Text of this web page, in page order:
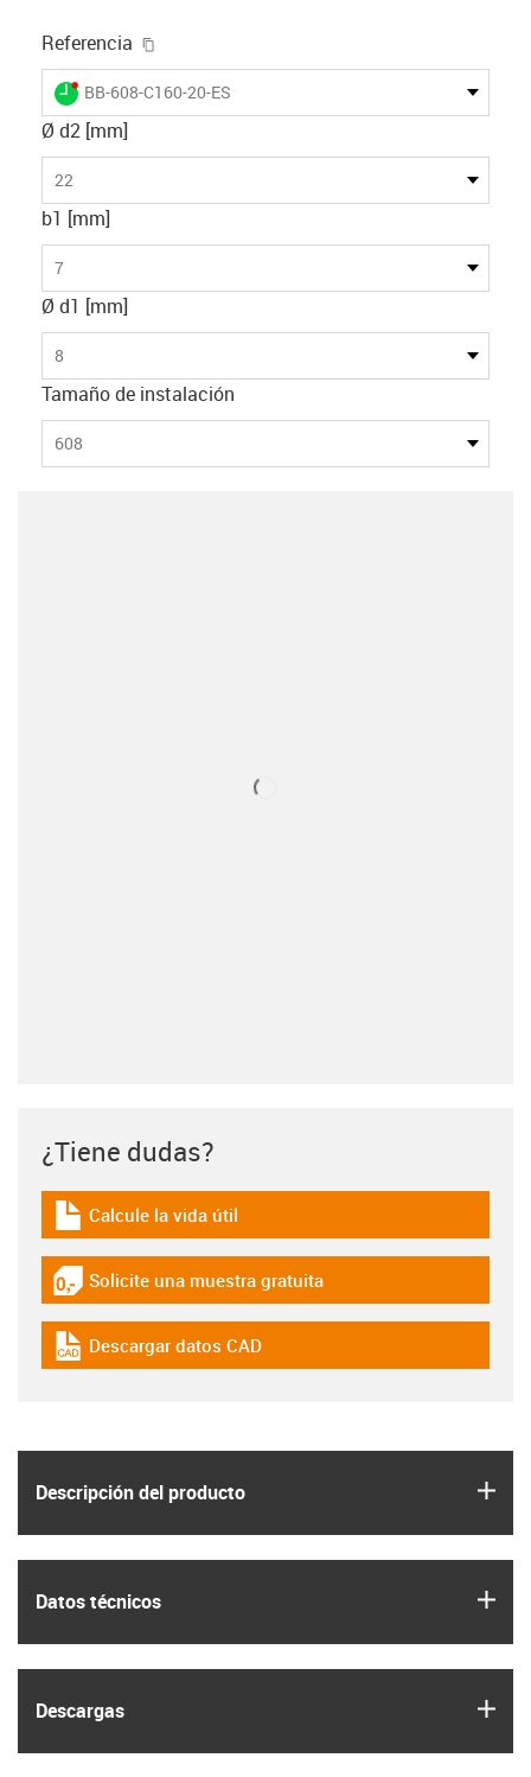
Referencia
igus-icon-lieferzeit-dot
BB-608-C160-20-ES
Ø d2 [mm]
22
b1 [mm]
7
Ø d1 [mm]
8
Tamaño de instalación
608
Descripción del producto
Datos técnicos
Descargas
¿Tiene dudas?
igus-icon-download-plan
Calcule la vida útil
igus-icon-gratismuster
Solicite una muestra gratuita
igus-icon-cad-dateien
Descargar datos CAD